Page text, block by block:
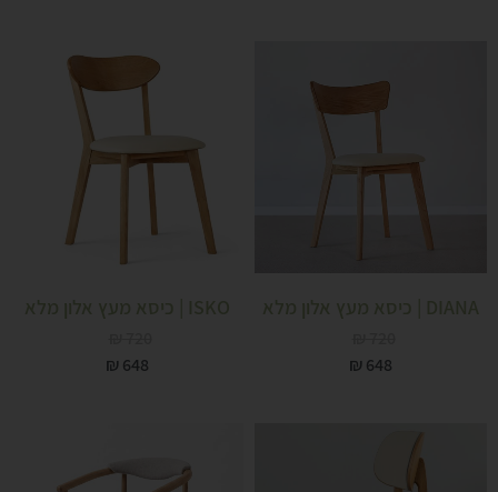
DIANA | כיסא מעץ אלון מלא
₪ 648
ISKO | כיסא מעץ אלון מלא
₪ 648